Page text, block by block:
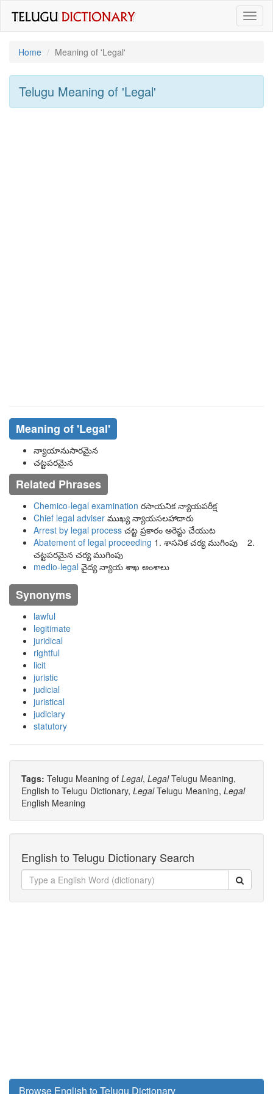
Home
Meaning of 'legal'
Telugu Meaning of 'legal'
Meaning of 'legal'
న్యాయానుసారమైన
చట్టపరమైన
Related Phrases
Chemico-legal examination రసాయనిక న్యాయపరీక్ష
Chief legal adviser ముఖ్య న్యాయసలహాదారు
Arrest by legal process చట్ట ప్రకారం అరెస్టు చేయుట
Abatement of legal proceeding 1. శాసనిక చర్య ముగింపు 2.
చట్టపరమైన చర్య ముగింపు
medio-legal వైద్య న్యాయ శాఖ అంశాలు
Synonyms
lawful
legitimate
juridical
rightful
licit
juristic
judicial
juristical
judiciary
statutory
Tags: Telugu Meaning of Legal, LegalTelugu Meaning,
English to Telugu Dictionary, LegalTelugu Meaning, Legal
English Meaning
English to Telugu Dictionary Search
Browse English to Telugu Dictionary